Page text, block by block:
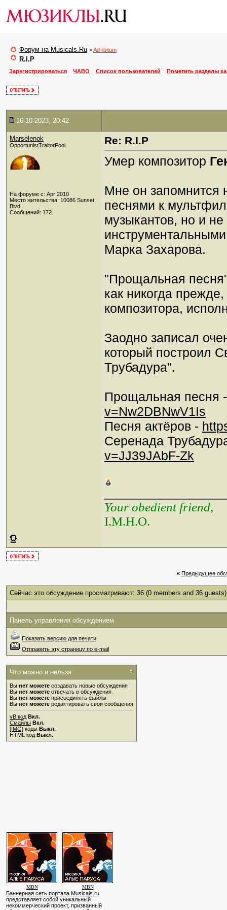
Форум на Musicals.Ru >Ad libitum
R.I.P
Зарегистрироваться ЧАВО Список пользователей Пометить разделы
16-10-2023, 20:42
Marselenok
OpportunistTraitorFool
На форуме с: Apr 2010
Место жительства: 10086 Sunset
Blvd.
Сообщений: 172
Re: R.I.P
Умер композитор
Мне он запомнится
песнями к
музыкантов, но и
Марка Захарова.
"Прощальная
как никогда
композитора,
Заодно записал
который построил
Трубадура".
Прощальная песня
v=Nw2DBNwV1Is
Песня актёров -
Серенада
v=JJ39JAbF-Zk
Your obedient friend,
I.M.H.O.
« Предыдущее
Сейчас это обсуждение просматривают: 36 (0 members and 36 guests)
Панель управления обсуждением
Показать версию для печати
Отправить эту страницу по e-mail
Что можно и нельзя
Вы нет можете создавать новые обсуждения
Вы нет можете отвечать в обсуждения
Вы нет можете присоединять файлы
Вы нет можете редактировать свои сообщения
vB код Вкл.
Смайлы Вкл.
[IMG] коды Выкл.
HTML код Выкл.
MBN MBN
Баннерная сеть портала Musicals.ru
представляет собой уникальный
некоммерческий проект, призванный